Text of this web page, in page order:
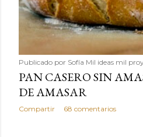
Publicado por Sofía Mil ideas mil
PAN CASERO SIN
DE AMASAR
Compartir 68 comentarios